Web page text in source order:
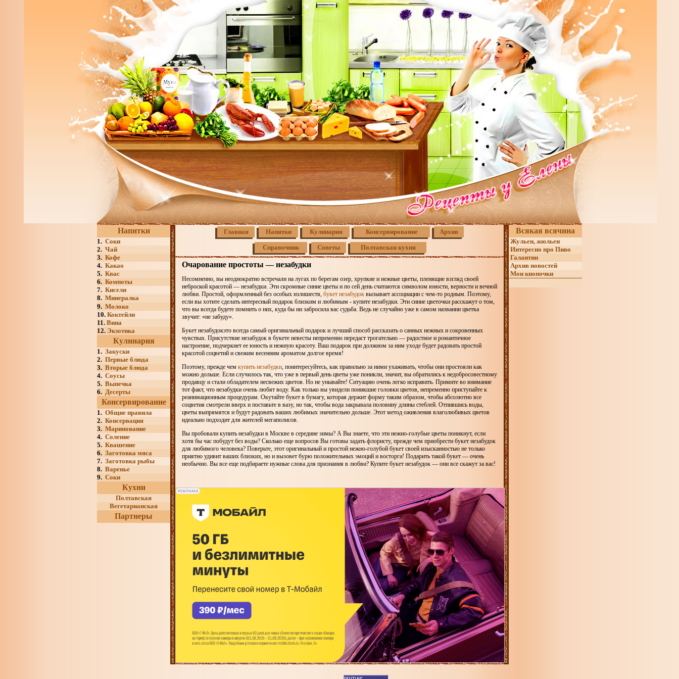
Напитки
1. Соки
2. Чай
3. Кофе
4. Какао
5. Квас
6. Компоты
7. Кисели
8. Минералка
9. Молоко
10. Коктейли
11. Вина
12. Экзотика
Кулинария
1. Закуски
2. Первые блюда
3. Вторые блюда
4. Соусы
5. Выпечка
6. Десерты
Консервирование
1. Общие правила
2. Консервация
3. Маринование
4. Соление
5. Квашение
6. Заготовка мяса
7. Заготовка рыбы
8. Варенье
9. Соки
Кухни
Полтавская
Вегетарианская
Партнеры
Главная Напитки Кулинария Консервирование Архив
Справочник Советы Полтавская кухня
Очарование простоты — незабудки
Несомненно, вы неоднократно встречали на лугах по берегам озер, хрупкие и нежные цветы, пленящие взгляд своей
неброской красотой — незабудки. Эти скромные синие цветы и по сей день считаются символом юности, верности и вечной
любви. Простой, оформленный без особых излишеств, букет незабудок вызывает ассоциации с чем-то родным. Поэтому,
если вы хотите сделать интересный подарок близким и любимым - купите незабудки. Эти синие цветочки расскажут о том,
что вы всегда будете помнить о них, куда бы ни забросила вас судьба. Ведь не случайно уже в самом названии цветка
звучит: «не забуду».
Букет незабудокэто всегда самый оригинальный подарок и лучший способ рассказать о санных нежных и сокровенных
чувствах. Присутствие незабудок в букете невесты непременно передаст трогательно — радостное и романтичное
настроение, подчеркнет ее юность и нежную красоту. Ваш подарок при должном за ним уходе будет радовать простой
красотой соцветий и свежим весенним ароматом долгое время!
Поэтому, прежде чем купить незабудки, поинтересуйтесь, как правильно за ними ухаживать, чтобы они простояли как
можно дольше. Если случилось так, что уже в первый день цветы уже поникли, значит, вы обратились к недобросовестному
продавцу и стали обладателем несвежих цветов. Но не унывайте! Ситуацию очень легко исправить. Примите во внимание
тот факт, что незабудки очень любят воду. Как только вы увидели поникшие головки цветов, непременно приступайте к
реанимационным процедурам. Окутайте букет в бумагу, которая держит форму таким образом, чтобы абсолютно все
соцветия смотрели вверх и поставьте в вазу, но так, чтобы вода закрывала половину длины стеблей. Отпившись воды,
цветы выпрямятся и будут радовать ваших любимых значительно дольше. Этот метод оживления влаголюбивых цветов
идеально подходит для жителей мегаполисов.
Вы пробовали купить незабудки в Москве в середине зимы? А Вы знаете, что эти нежно-голубые цветы поникнут, если
хотя бы час побудут без воды? Сколько еще вопросов Вы готовы задать флористу, прежде чем приобрести букет незабудок
для любимого человека? Поверьте, этот оригинальный и простой нежно-голубой букет своей изысканностью не только
приятно удивит ваших близких, но и вызовет бурю положительных эмоций и восторга! Подарить такой букет — очень
необычно. Вы все еще подбираете нужные слова для признания в любви? Купите букет незабудок — они все скажут за вас!
Всякая всячина
Жульен, жюльен
Интересно про Пиво
Галантин
Архив новостей
Мои кнопочки